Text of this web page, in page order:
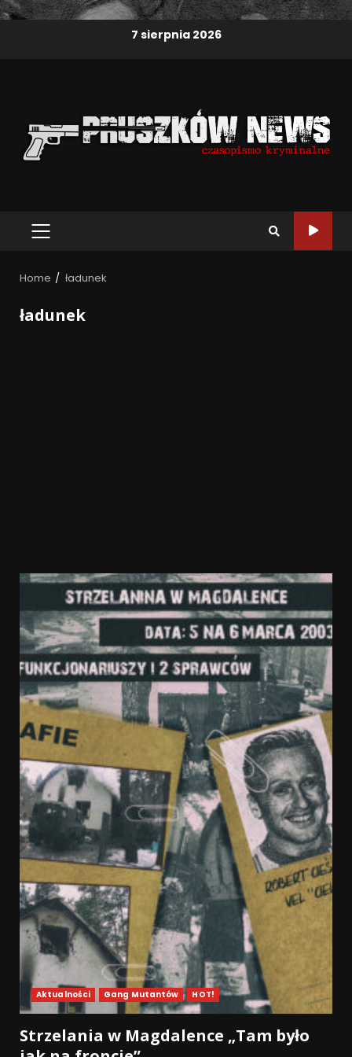
7 sierpnia 2026
Home ładunek
ładunek
Aktualności Gang Mutantów HOT!
Strzelania w Magdalence „Tam było